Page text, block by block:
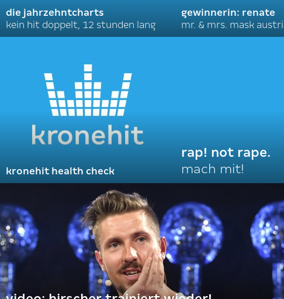
die jahrzehntcharts
kein hit doppelt, 12 stunden lang
gewinnerin: renate
mr. & mrs. mask
kronehit health check
rap! not rape.
mach mit!